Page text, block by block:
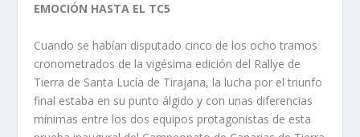
EMOCIÓN HASTA EL TC5
Cuando se habían disputado cinco de los ocho tramos
cronometrados de la vigésima edición del Rallye de
Tierra de Santa Lucía de Tirajana, la lucha por el triunfo
final estaba en su punto álgido y con unas diferencias
mínimas entre los dos equipos protagonistas de esta